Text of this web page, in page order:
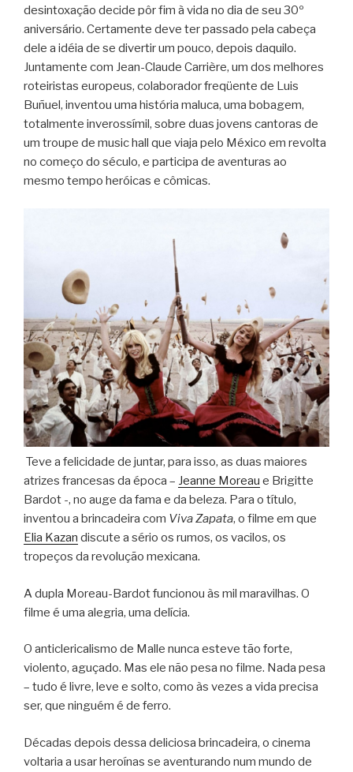
desintoxação decide pôr fim à vida no dia de seu 30º
aniversário. Certamente deve ter passado pela cabeça
dele a idéia de se divertir um pouco, depois daquilo.
Juntamente com Jean-Claude Carrière, um dos melhores
roteiristas europeus, colaborador freqüente de Luis
Buñuel, inventou uma história maluca, uma bobagem,
totalmente inverossímil, sobre duas jovens cantoras de
um troupe de music hall que viaja pelo México em revolta
no começo do século, e participa de aventuras ao
mesmo tempo heróicas e cômicas.
Teve a felicidade de juntar, para isso, as duas maiores
atrizes francesas da época – Jeanne Moreau e Brigitte
Bardot -, no auge da fama e da beleza. Para o título,
inventou a brincadeira com Viva Zapata, o filme em que
Elia Kazan discute a sério os rumos, os vacilos, os
tropeços da revolução mexicana.
A dupla Moreau-Bardot funcionou às mil maravilhas. O
filme é uma alegria, uma delícia.
O anticlericalismo de Malle nunca esteve tão forte,
violento, aguçado. Mas ele não pesa no filme. Nada pesa
– tudo é livre, leve e solto, como às vezes a vida precisa
ser, que ninguém é de ferro.
Décadas depois dessa deliciosa brincadeira, o cinema
voltaria a usar heroínas se aventurando num mundo de